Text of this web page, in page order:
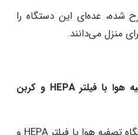
عده‌ای این دستگاه را
منزل می‌دانند.
مزایا و معایب دستگاه‌ تصفیه هوا با فیلتر HEPA و کربن